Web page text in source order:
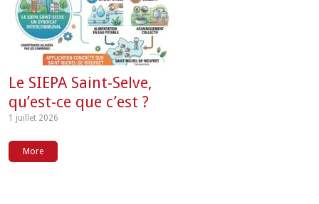
Le SIEPA Saint-Selve,
qu’est-ce que c’est ?
1 juillet 2026
More